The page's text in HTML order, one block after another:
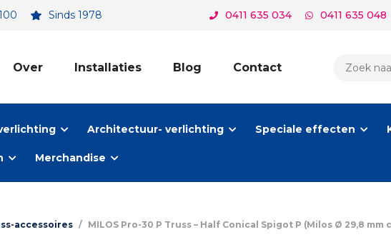
Sinds 1978 0411 635 034 0411 635 048
Over Installaties Blog Contact
ZOEKEN
Architectuur- verlichting Speciale effecten
Merchandise
accessoires / MILOS Pro-30 P Truss – Half Conical Spigot P (Milos Ø 29,8 mm